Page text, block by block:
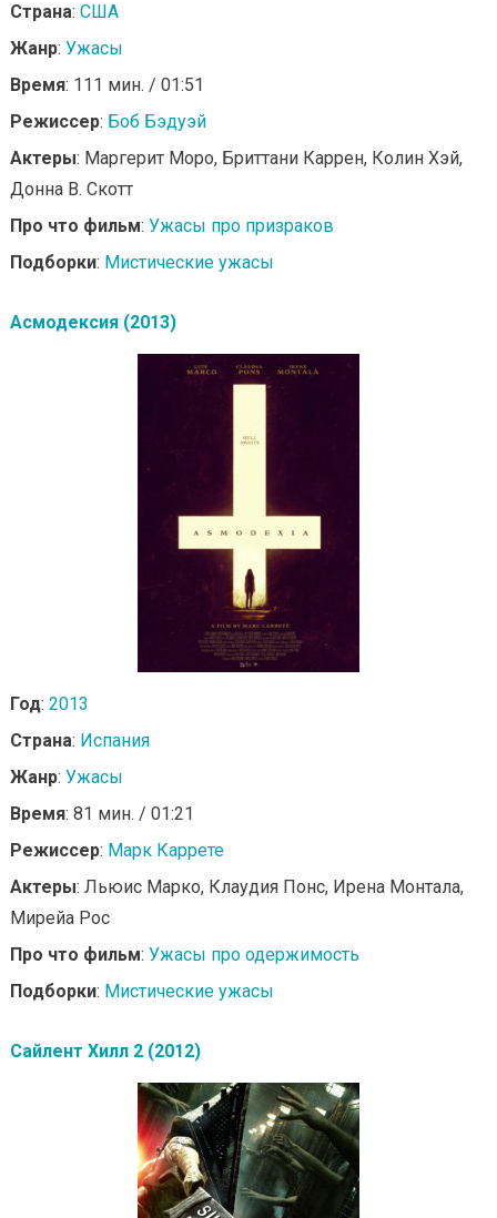
Страна: США
Жанр: Ужасы
Время: 111 мин. / 01:51
Режиссер: Боб Бэдуэй
Актеры: Маргерит Моро, Бриттани Каррен, Колин Хэй,
Донна В. Скотт
Про что фильм: Ужасы про призраков
Подборки: Мистические ужасы
Асмодексия (2013)
Год: 2013
Страна: Испания
Жанр: Ужасы
Время: 81 мин. / 01:21
Режиссер: Марк Каррете
Актеры: Льюис Марко, Клаудия Понс, Ирена Монтала,
Мирейа Рос
Про что фильм: Ужасы про одержимость
Подборки: Мистические ужасы
Сайлент Хилл 2 (2012)